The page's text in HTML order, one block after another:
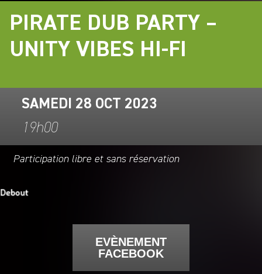
PIRATE DUB PARTY –
UNITY VIBES HI-FI
SAMEDI 28 OCT 2023
19h00
Participation libre et sans réservation
EVÈNEMENT
FACEBOOK